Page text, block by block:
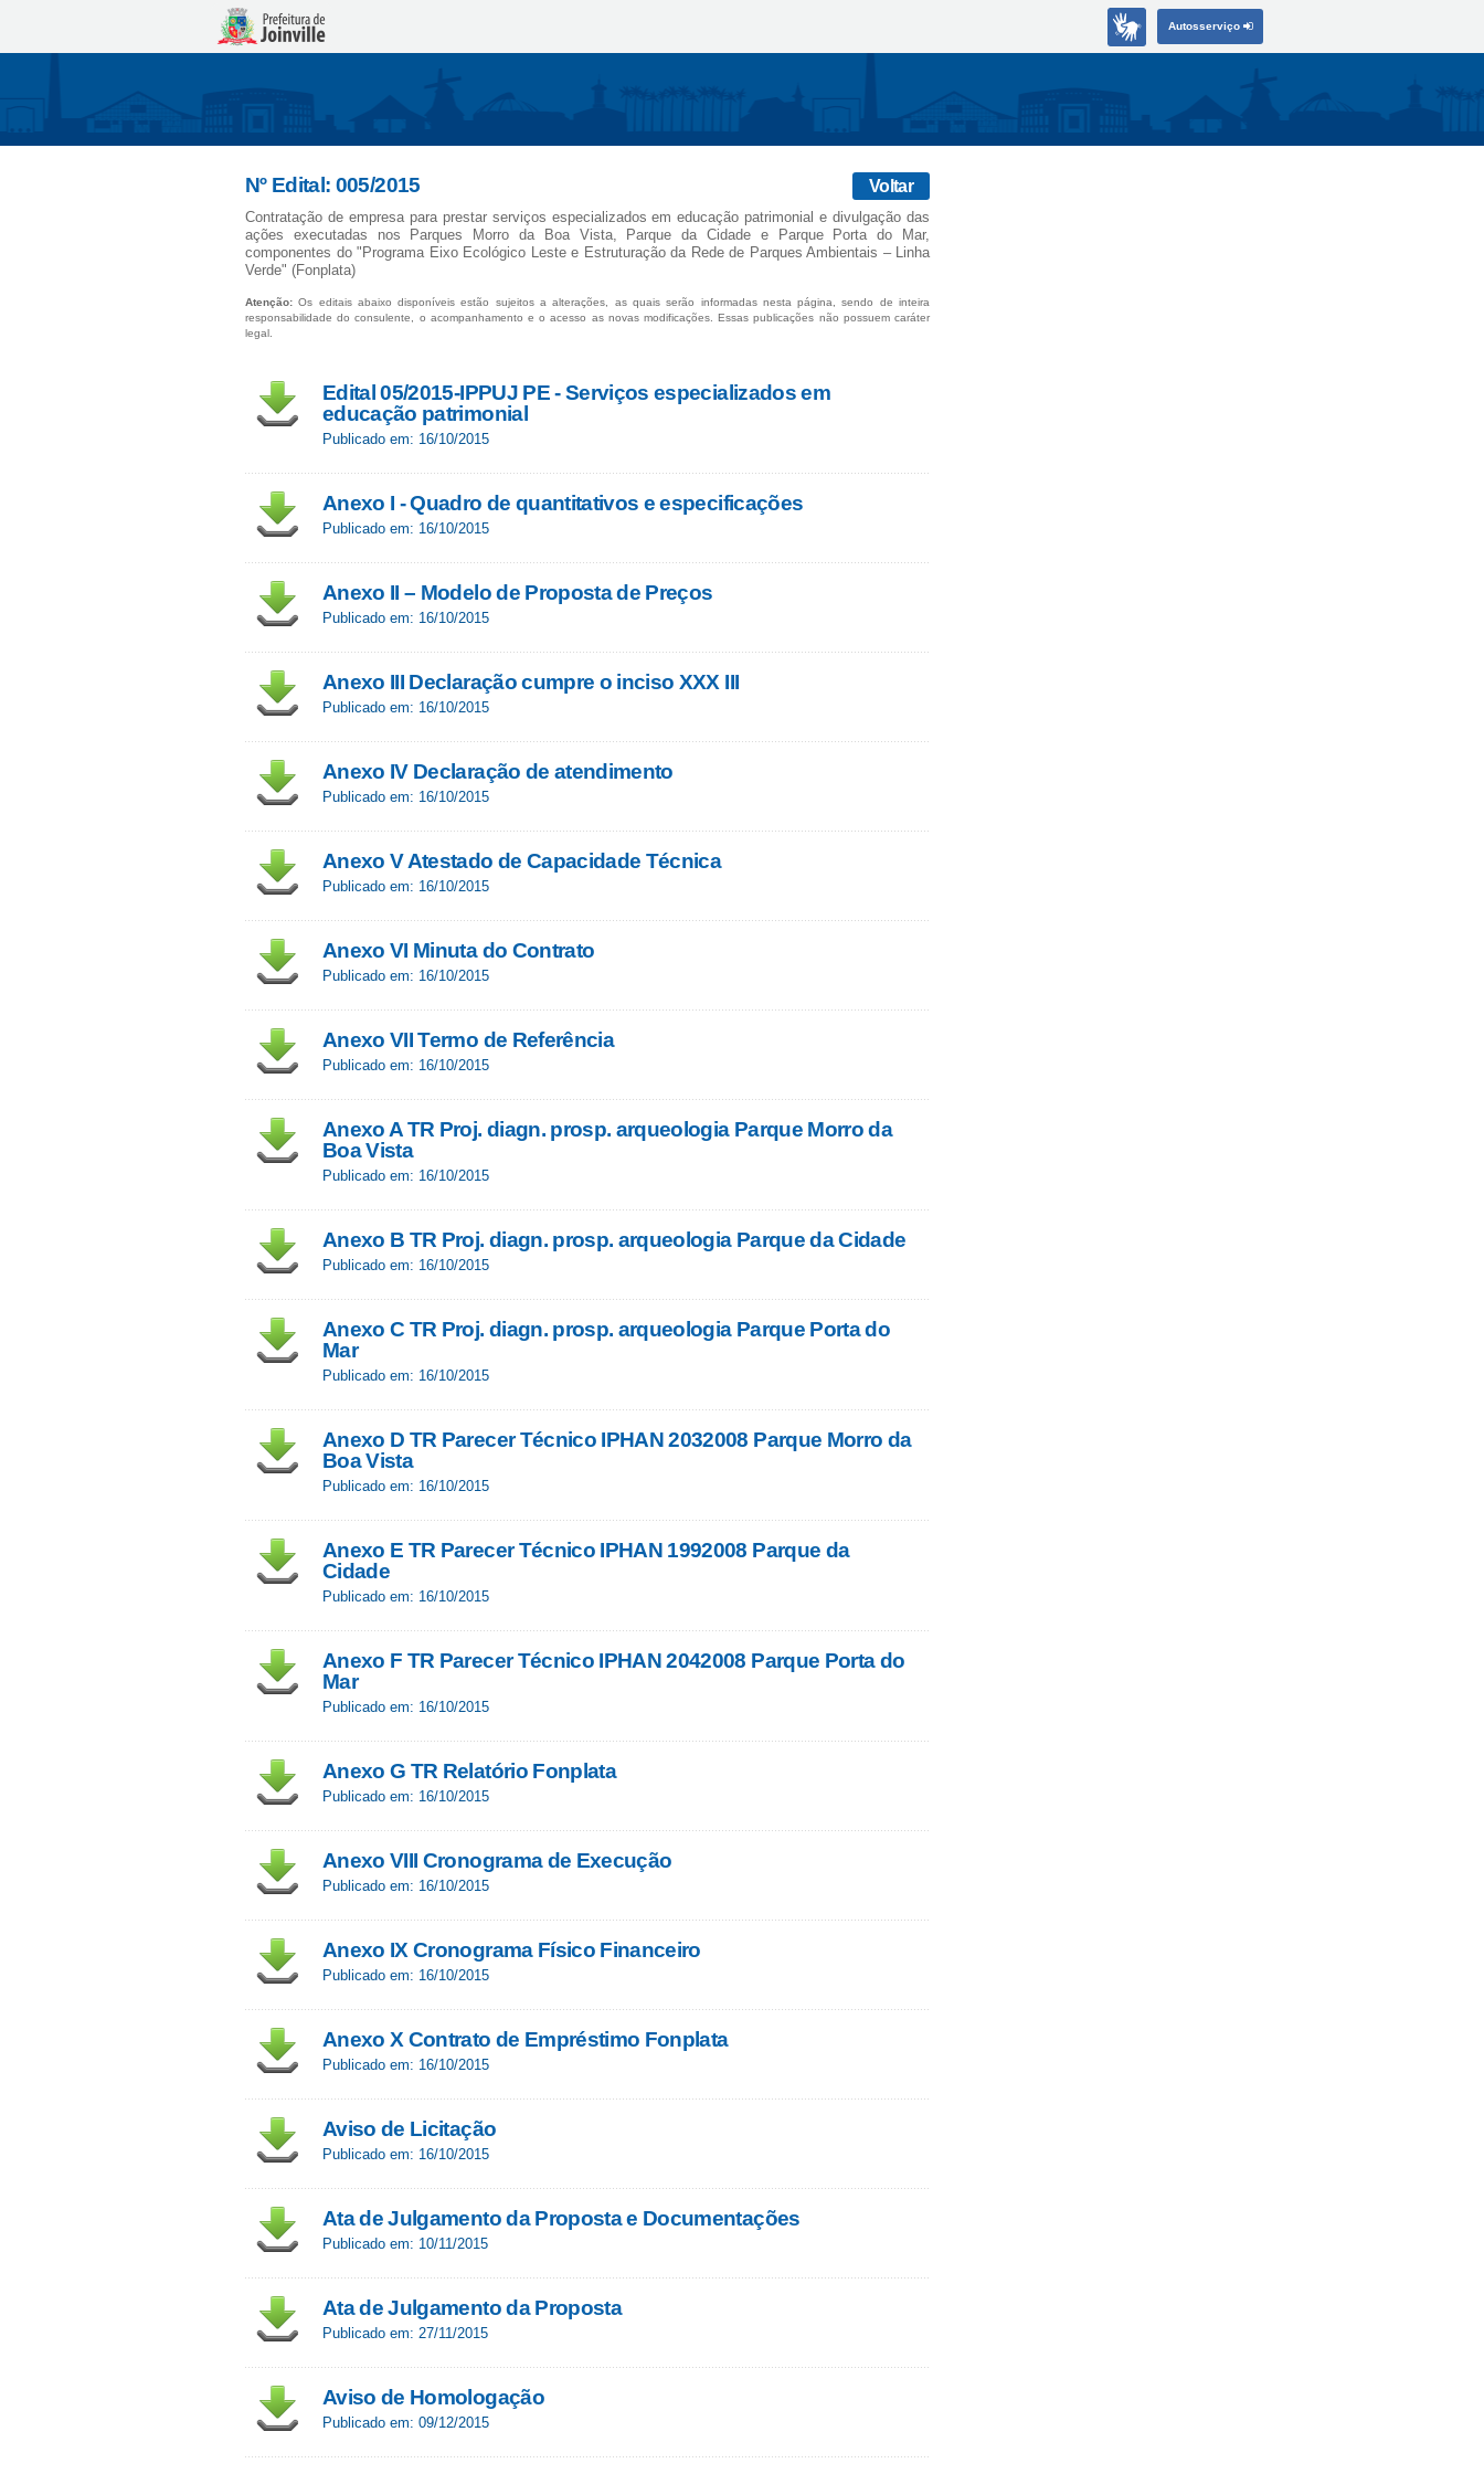
Autosserviço
Nº Edital: 005/2015 Voltar
Contratação de empresa para prestar serviços especializados em educação patrimonial e divulgação das
ações executadas nos Parques Morro da Boa Vista, Parque da Cidade e Parque Porta do Mar,
componentes do "Programa Eixo Ecológico Leste e Estruturação da Rede de Parques Ambientais – Linha
Verde" (Fonplata)
Atenção: Os editais abaixo disponíveis estão sujeitos a alterações, as quais serão informadas nesta página, sendo de inteira
responsabilidade do consulente, o acompanhamento e o acesso as novas modificações. Essas publicações não possuem caráter
legal.
Edital 05/2015-IPPUJ PE - Serviços especializados em
educação patrimonial
Publicado em: 16/10/2015
Anexo I - Quadro de quantitativos e especificações
Publicado em: 16/10/2015
Anexo II – Modelo de Proposta de Preços
Publicado em: 16/10/2015
Anexo III Declaração cumpre o inciso XXX III
Publicado em: 16/10/2015
Anexo IV Declaração de atendimento
Publicado em: 16/10/2015
Anexo V Atestado de Capacidade Técnica
Publicado em: 16/10/2015
Anexo VI Minuta do Contrato
Publicado em: 16/10/2015
Anexo VII Termo de Referência
Publicado em: 16/10/2015
Anexo A TR Proj. diagn. prosp. arqueologia Parque Morro da
Boa Vista
Publicado em: 16/10/2015
Anexo B TR Proj. diagn. prosp. arqueologia Parque da Cidade
Publicado em: 16/10/2015
Anexo C TR Proj. diagn. prosp. arqueologia Parque Porta do
Mar
Publicado em: 16/10/2015
Anexo D TR Parecer Técnico IPHAN 2032008 Parque Morro da
Boa Vista
Publicado em: 16/10/2015
Anexo E TR Parecer Técnico IPHAN 1992008 Parque da
Cidade
Publicado em: 16/10/2015
Anexo F TR Parecer Técnico IPHAN 2042008 Parque Porta do
Mar
Publicado em: 16/10/2015
Anexo G TR Relatório Fonplata
Publicado em: 16/10/2015
Anexo VIII Cronograma de Execução
Publicado em: 16/10/2015
Anexo IX Cronograma Físico Financeiro
Publicado em: 16/10/2015
Anexo X Contrato de Empréstimo Fonplata
Publicado em: 16/10/2015
Aviso de Licitação
Publicado em: 16/10/2015
Ata de Julgamento da Proposta e Documentações
Publicado em: 10/11/2015
Ata de Julgamento da Proposta
Publicado em: 27/11/2015
Aviso de Homologação
Publicado em: 09/12/2015